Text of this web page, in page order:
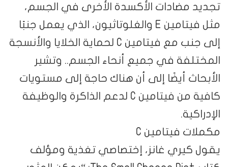
تجديد مضادات الأكسدة الأخرى في الجسم،
مثل فيتامين E والغلوتاثيون، الذي يعمل جنبًا
إلى جنب مع فيتامين C لحماية الخلايا والأنسجة
المختلفة في جميع أنحاء الجسم.. وتشير
الأبحاث أيضًا إلى أن هناك حاجة إلى مستويات
كافية من فيتامين C لدعم الذاكرة والوظيفة
الإدراكية.
مكملات فيتامين C
يقول كيري غانز، إختصاصي تغذية ومؤلف